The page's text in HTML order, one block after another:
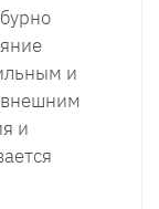
и
и